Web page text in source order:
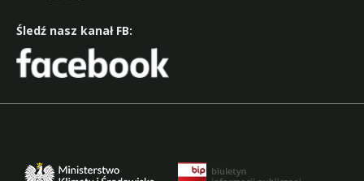
Śledź nasz kanał FB: